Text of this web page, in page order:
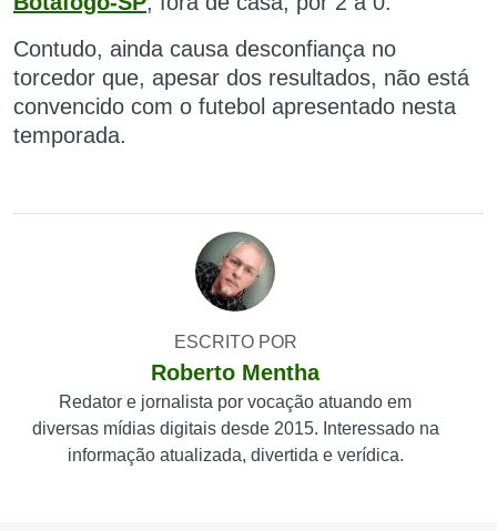
Contudo, ainda causa desconfiança no
torcedor que, apesar dos resultados, não está
convencido com o futebol apresentado nesta
temporada.
ESCRITO POR
Roberto Mentha
Redator e jornalista por vocação atuando em
diversas mídias digitais desde 2015. Interessado na
informação atualizada, divertida e verídica.